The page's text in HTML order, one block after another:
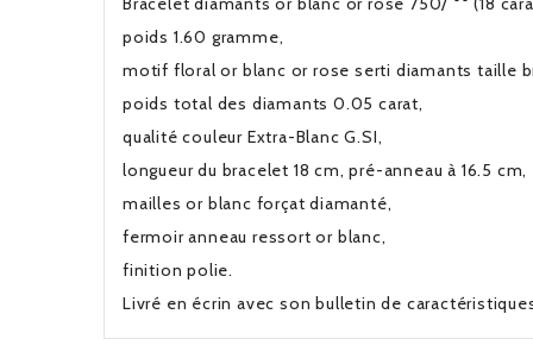
poids 1.60 gramme,
motif floral or blanc or rose serti diamants taille
poids total des diamants 0.05 carat,
qualité couleur Extra-Blanc G.SI,
longueur du bracelet 18 cm, pré-anneau à 16.5 cm,
mailles or blanc forçat diamanté,
fermoir anneau ressort or blanc,
finition polie.
Livré en écrin avec son bulletin de